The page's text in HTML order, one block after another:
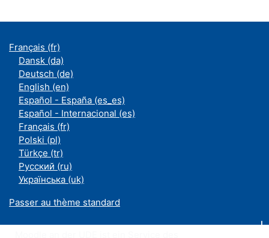
Français ‎(fr)‎
Dansk ‎(da)‎
Deutsch ‎(de)‎
English ‎(en)‎
Español - España ‎(es_es)‎
Español - Internacional ‎(es)‎
Français ‎(fr)‎
Polski ‎(pl)‎
Türkçe ‎(tr)‎
Русский ‎(ru)‎
Українська ‎(uk)‎
Passer au thème standard